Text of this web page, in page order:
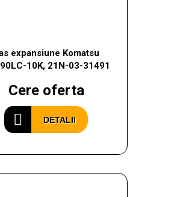
expansiune Komatsu
10K, 21N-03-31491
Cere oferta
DETALII